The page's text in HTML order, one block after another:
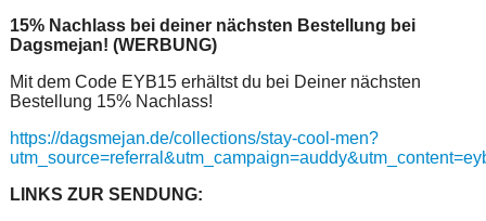
15% Nachlass bei deiner nächsten Bestellung bei
Dagsmejan! (WERBUNG)
Mit dem Code EYB15 erhältst du bei Deiner nächsten
Bestellung 15% Nachlass!
https://dagsmejan.de/collections/stay-cool-men?
LINKS ZUR SENDUNG: